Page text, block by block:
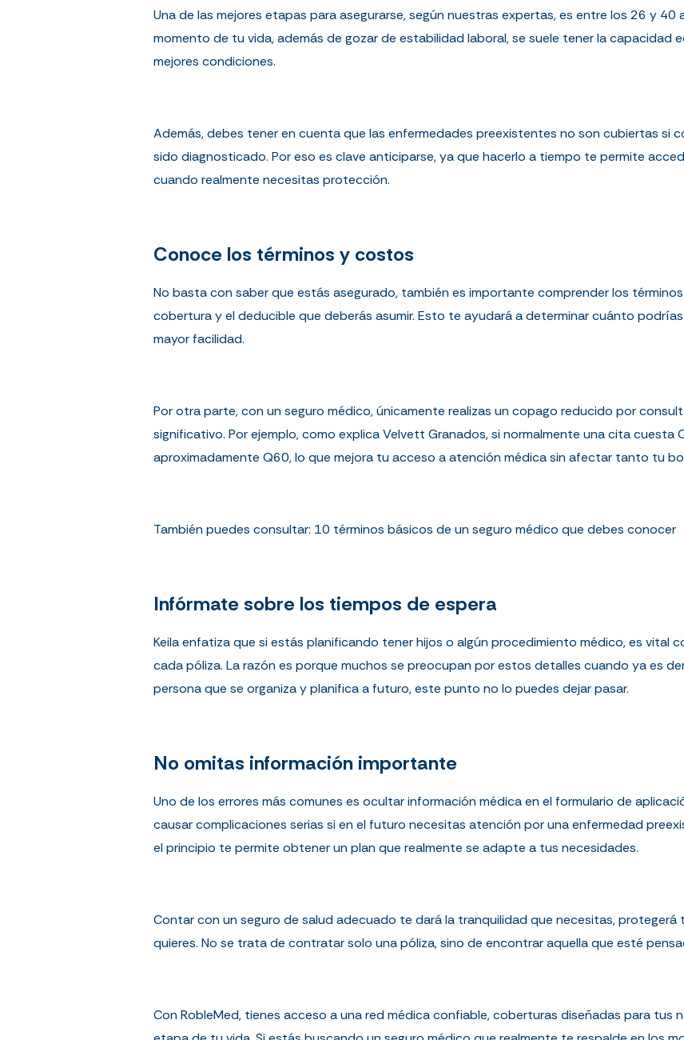
Una de las mejores etapas para asegurarse, según nuestras expertas, es entre los 26 y 40
momento de tu vida, además de gozar de estabilidad laboral, se suele tener la capacidad
mejores condiciones.
Además, debes tener en cuenta que las enfermedades preexistentes no son cubiertas si
sido diagnosticado. Por eso es clave anticiparse, ya que hacerlo a tiempo te permite
cuando realmente necesitas protección.
Conoce los términos y costos
No basta con saber que estás asegurado, también es importante comprender los
cobertura y el deducible que deberás asumir. Esto te ayudará a determinar cuánto
mayor facilidad.
Por otra parte, con un seguro médico, únicamente realizas un copago reducido por
significativo. Por ejemplo, como explica Velvett Granados, si normalmente una cita cuesta
aproximadamente Q60, lo que mejora tu acceso a atención médica sin afectar tanto tu
También puedes consultar: 10 términos básicos de un seguro médico que debes conocer
Infórmate sobre los tiempos de espera
Keila enfatiza que si estás planificando tener hijos o algún procedimiento médico, es vital
cada póliza. La razón es porque muchos se preocupan por estos detalles cuando ya es
persona que se organiza y planifica a futuro, este punto no lo puedes dejar pasar.
No omitas información importante
Uno de los errores más comunes es ocultar información médica en el formulario de
causar complicaciones serias si en el futuro necesitas atención por una enfermedad
el principio te permite obtener un plan que realmente se adapte a tus necesidades.
Contar con un seguro de salud adecuado te dará la tranquilidad que necesitas, protegerá
quieres. No se trata de contratar solo una póliza, sino de encontrar aquella que esté
Con RobleMed, tienes acceso a una red médica confiable, coberturas diseñadas para tus